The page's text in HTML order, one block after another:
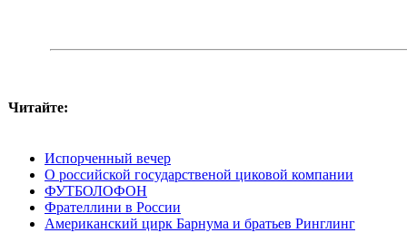
Читайте:
Испорченный вечер
О российской государственой циковой компании
ФУТБОЛОФОН
Фрателлини в России
Американский цирк Барнума и братьев Ринглинг